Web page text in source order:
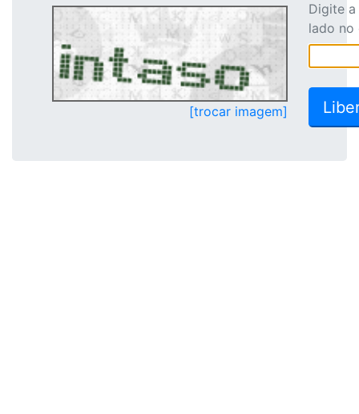
[trocar imagem]
Digite
lado no